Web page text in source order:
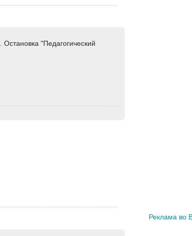
"Педагогический
Реклама во